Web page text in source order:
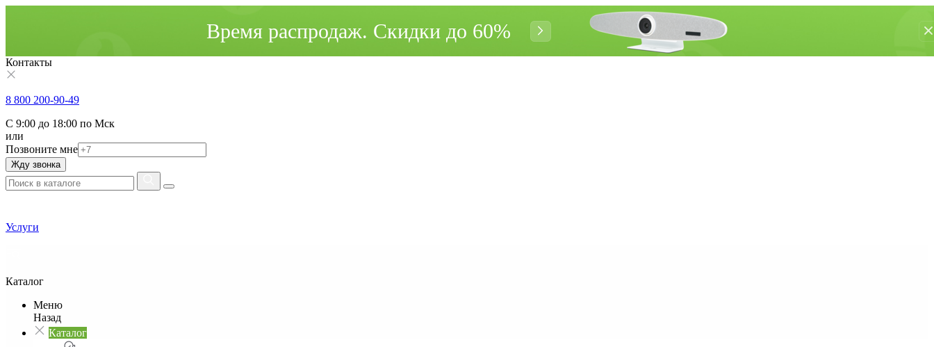
Время распродаж. Cкидки до 60%
Контакты
8 800 200-90-49
С 9:00 до 18:00 по Мск
или
Позвоните мне
Жду звонка
Услуги
Каталог
Меню
Назад
Каталог